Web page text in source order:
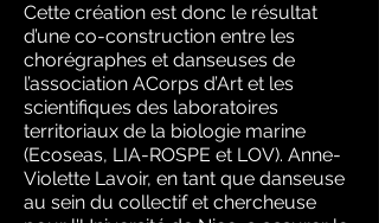
Cette création est donc le résultat
d’une co-construction entre les
chorégraphes et danseuses de
l’association ACorps d’Art et les
scientifiques des laboratoires
territoriaux de la biologie marine
(Ecoseas, LIA-ROSPE et LOV). Anne-
Violette Lavoir, en tant que danseuse
au sein du collectif et chercheuse